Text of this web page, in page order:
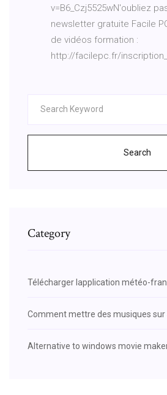
v=B6_Czj5525wN'oubliez
newsletter gratuite Facile
de vidéos formation :
http://facilepc.fr/
Search
Category
Télécharger lapplication météo-
Comment mettre des musiques sur
Alternative to windows movie